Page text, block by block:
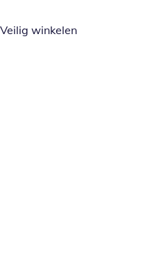
Veilig winkelen